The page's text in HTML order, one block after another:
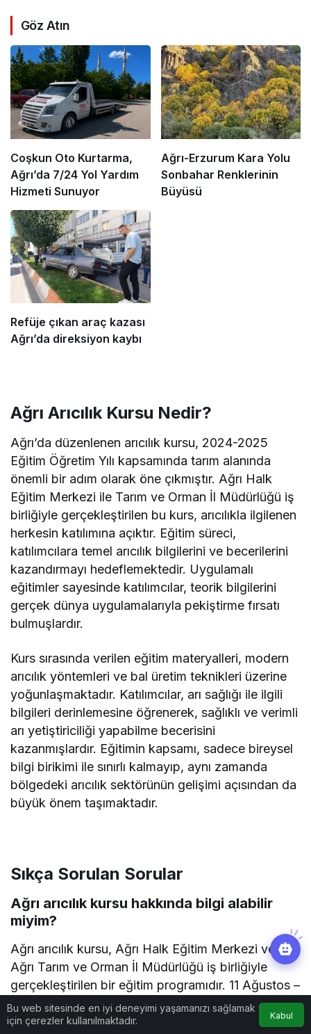
Göz Atın
Coşkun Oto Kurtarma,
Ağrı’da 7/24 Yol Yardım
Hizmeti Sunuyor
Ağrı-Erzurum Kara Yolu
Sonbahar Renklerinin
Büyüsü
Refüje çıkan araç kazası
Ağrı’da direksiyon kaybı
Ağrı Arıcılık Kursu Nedir?
Ağrı’da düzenlenen arıcılık kursu, 2024-2025
Eğitim Öğretim Yılı kapsamında tarım alanında
önemli bir adım olarak öne çıkmıştır. Ağrı Halk
Eğitim Merkezi ile Tarım ve Orman İl Müdürlüğü iş
birliğiyle gerçekleştirilen bu kurs, arıcılıkla ilgilenen
herkesin katılımına açıktır. Eğitim süreci,
katılımcılara temel arıcılık bilgilerini ve becerilerini
kazandırmayı hedeflemektedir. Uygulamalı
eğitimler sayesinde katılımcılar, teorik bilgilerini
gerçek dünya uygulamalarıyla pekiştirme fırsatı
bulmuşlardır.
Kurs sırasında verilen eğitim materyalleri, modern
arıcılık yöntemleri ve bal üretim teknikleri üzerine
yoğunlaşmaktadır. Katılımcılar, arı sağlığı ile ilgili
bilgileri derinlemesine öğrenerek, sağlıklı ve verimli
arı yetiştiriciliği yapabilme becerisini
kazanmışlardır. Eğitimin kapsamı, sadece bireysel
bilgi birikimi ile sınırlı kalmayıp, aynı zamanda
bölgedeki arıcılık sektörünün gelişimi açısından da
büyük önem taşımaktadır.
Sıkça Sorulan Sorular
Ağrı arıcılık kursu hakkında bilgi alabilir
miyim?
Ağrı arıcılık kursu, Ağrı Halk Eğitim Merkezi ve
Ağrı Tarım ve Orman İl Müdürlüğü iş birliğiyle
gerçekleştirilen bir eğitim programıdır. 11 Ağustos –
25 Ağustos 2025 tarihleri arasında düzenlenen
kurs, arı yetiştiriciliği, bal üretim teknikleri ve
Bu web sitesinde en iyi deneyimi yaşamanızı sağlamak
için çerezler kullanılmaktadır.
Kabul